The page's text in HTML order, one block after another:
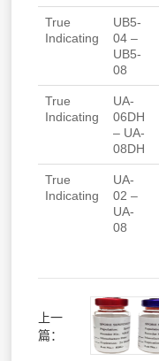
True
Indicating
UB5-
04 –
UB5-
08
True
Indicating
UA-
06DH
– UA-
08DH
True
Indicating
UA-
02 –
UA-
08
上一
篇：